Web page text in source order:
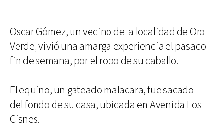
Oscar Gómez, un vecino de la localidad de Oro
Verde, vivió una amarga experiencia el pasado
fin de semana, por el robo de su caballo.
El equino, un gateado malacara, fue sacado
del fondo de su casa, ubicada en Avenida Los
Cisnes.